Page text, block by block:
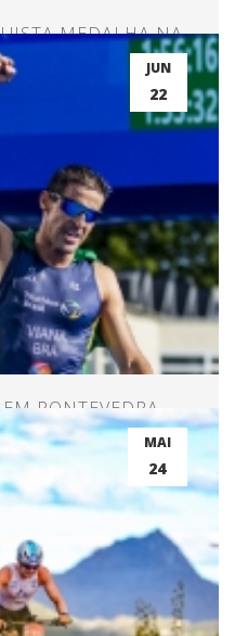
MEDALHA NA
JUN
22
PONTEVEDRA -
MAI
24